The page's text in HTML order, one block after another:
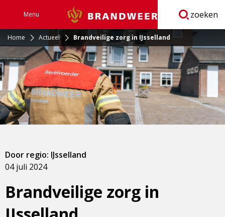
Menu Brandweer zoeken
Home Actueel Brandveilige zorg in IJsselland
Brandveilige zorg in
04 juli 2024
Door regio: IJsselland